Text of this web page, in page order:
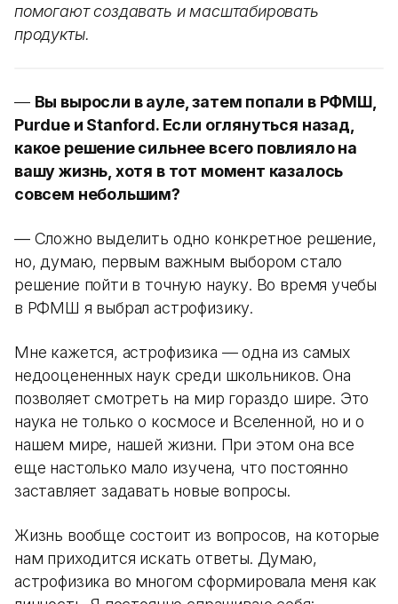
помогают создавать и масштабировать
продукты.
— Вы выросли в ауле, затем попали в РФМШ,
Purdue и Stanford. Если оглянуться назад,
какое решение сильнее всего повлияло на
вашу жизнь, хотя в тот момент казалось
совсем небольшим?
— Сложно выделить одно конкретное решение,
но, думаю, первым важным выбором стало
решение пойти в точную науку. Во время учебы
в РФМШ я выбрал астрофизику.
Мне кажется, астрофизика — одна из самых
недооцененных наук среди школьников. Она
позволяет смотреть на мир гораздо шире. Это
наука не только о космосе и Вселенной, но и о
нашем мире, нашей жизни. При этом она все
еще настолько мало изучена, что постоянно
заставляет задавать новые вопросы.
Жизнь вообще состоит из вопросов, на которые
нам приходится искать ответы. Думаю,
астрофизика во многом сформировала меня как